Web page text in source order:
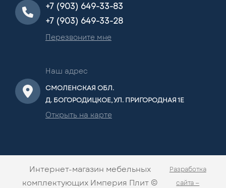
+7 (903) 649-33-83
+7 (903) 649-33-28
Перезвоните мне
Наш адрес
СМОЛЕНСКАЯ ОБЛ.
Д. БОГОРОДИЦКОЕ, УЛ. ПРИГОРОДНАЯ 1Е
Открыть на карте
Интернет-магазин мебельных
комплектующих Империя Плит ©
Разработка
сайта —